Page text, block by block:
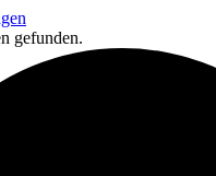
gefunden.